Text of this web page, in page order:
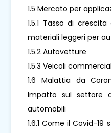
1.5 Mercato per
1.5.1 Tasso di
materiali leggeri per
1.5.2 Autovetture
1.5.3 Veicoli
1.6 Malattia da
Impatto sul settore
automobili
1.6.1 Come il Covid-